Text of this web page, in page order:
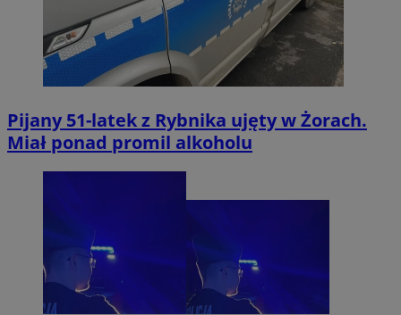
Pijany 51-latek z Rybnika ujęty w Żorach.
Miał ponad promil alkoholu